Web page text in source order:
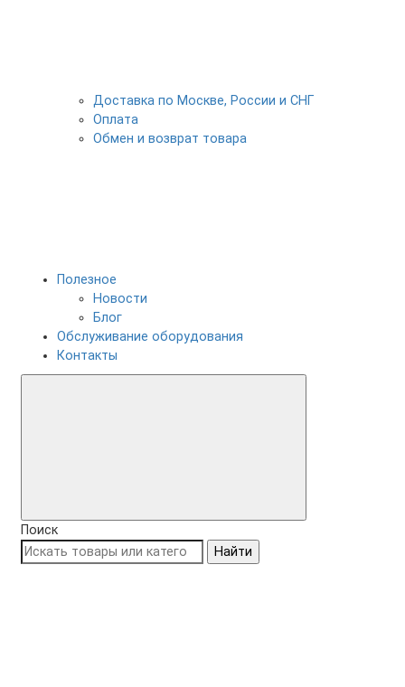
Доставка по Москве, России и СНГ
Оплата
Обмен и возврат товара
Полезное
Новости
Блог
Обслуживание оборудования
Контакты
Поиск
Найти